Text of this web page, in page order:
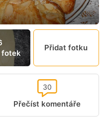
fotek
Přidat fotku
Přečíst komentáře
30